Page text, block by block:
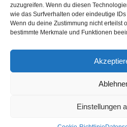
zuzugreifen. Wenn du diesen
wie das Surfverhalten oder eindeutige
Wenn du deine Zustimmung nicht erteilst
bestimmte Merkmale und Funktionen
Einstellungen
ARCHIVE
Archive